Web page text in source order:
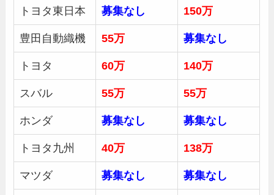
トヨタ東日本 募集なし 150万
豊田自動織機 55万 募集なし
トヨタ 60万 140万
スバル 55万 55万
ホンダ 募集なし 募集なし
トヨタ九州 40万 138万
マツダ 募集なし 募集なし